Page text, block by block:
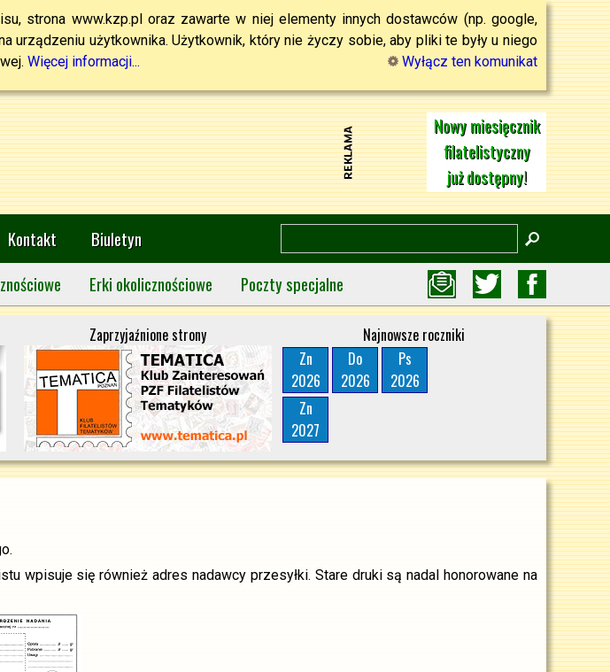
strona www.kzp.pl oraz zawarte w niej elementy innych dostawców (np. google,
urządzeniu użytkownika. Użytkownik, który nie życzy sobie, aby pliki te były u niego
Więcej informacji... Wyłącz ten komunikat
Nowy miesięcznik
filatelistyczny
już dostępny!
Kontakt
Biuletyn
Erki okolicznościowe Poczty specjalne
Zaprzyjaźnione strony
Najnowsze roczniki
Zn
2026
Do
2026
Ps
2026
Zn
2027
wpisuje się również adres nadawcy przesyłki. Stare druki są nadal honorowane na